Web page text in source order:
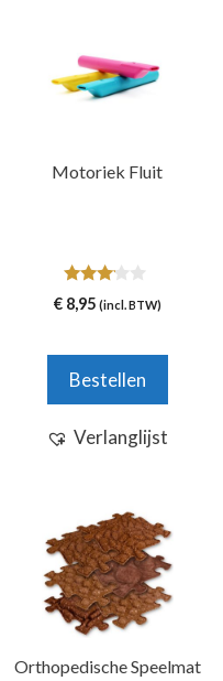
Motoriek Fluit
3.00
van 5
€8,95 (incl. BTW)
Bestellen
Verlanglijst
Orthopedische Speelmat